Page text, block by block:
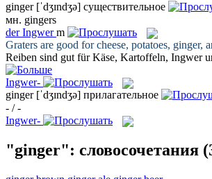
ginger [ˈdʒɪndʒə] существительное
мн. gingers
derIngwer m
Graters are good for cheese, potatoes, ginger,
Reiben sind gut für Käse, Kartoffeln, Ingwer
Ingwer-
ginger [ˈdʒɪndʒə] прилагательное
- / -
Ingwer-
"ginger": словосочетания